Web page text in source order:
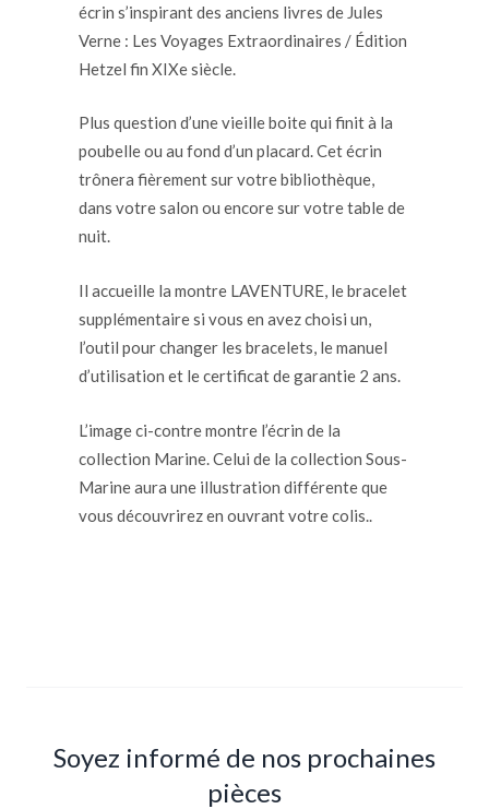
écrin s’inspirant des anciens livres de Jules
Verne : Les Voyages Extraordinaires / Édition
Hetzel fin XIXe siècle.
Plus question d’une vieille boite qui finit à la
poubelle ou au fond d’un placard. Cet écrin
trônera fièrement sur votre bibliothèque,
dans votre salon ou encore sur votre table de
nuit.
Il accueille la montre LAVENTURE, le bracelet
supplémentaire si vous en avez choisi un,
l’outil pour changer les bracelets, le manuel
d’utilisation et le certificat de garantie 2 ans.
L’image ci-contre montre l’écrin de la
collection Marine. Celui de la collection Sous-
Marine aura une illustration différente que
vous découvrirez en ouvrant votre colis..
Soyez informé de nos prochaines
pièces